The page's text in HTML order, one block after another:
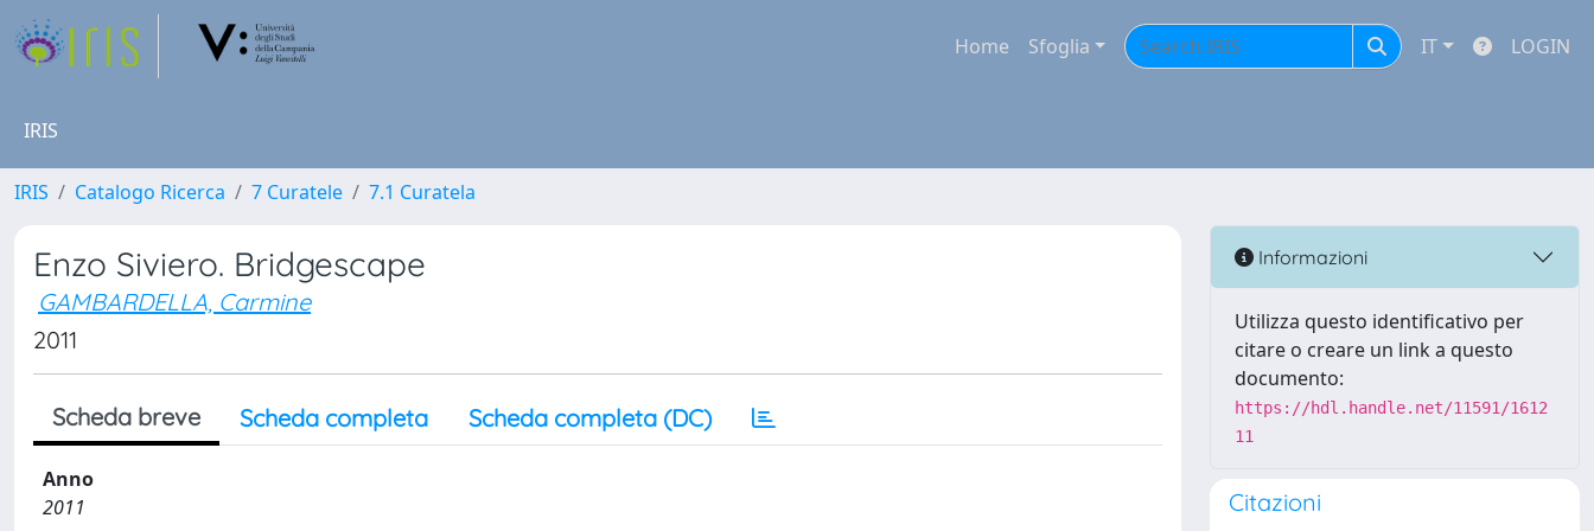
Home Sfoglia IT LOGIN
IRIS
IRIS Catalogo Ricerca 7 Curatele 7.1 Curatela
Enzo Siviero. Bridgescape
GAMBARDELLA, Carmine
2011
Scheda breve Scheda completa Scheda completa (DC)
Anno
2011
Informazioni
Utilizza questo identificativo per
citare o creare un link a questo
documento:
https://hdl.handle.net/11591/1612
11
Citazioni